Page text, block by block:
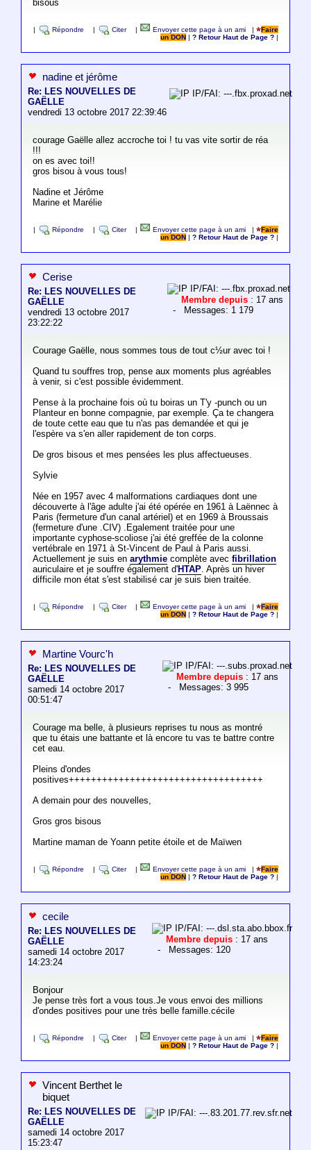
bisous
Répondre Citer Envoyer cette page à un ami |
Faire
un DON
|? Retour Haut de Page ?
nadine et jérôme
Re: LES NOUVELLES DE
GAËLLE
vendredi 13 octobre 2017 22:39:46
IP/FAI: ---.fbx.proxad.net
courage Gaëlle allez accroche toi ! tu vas vite sortir de réa
!!!
on es avec toi!!
gros bisou à vous tous!
Nadine et Jérôme
Marine et Marélie
Répondre Citer Envoyer cette page à un ami |
Faire
un DON
|? Retour Haut de Page ?
Cerise
Re: LES NOUVELLES DE
GAËLLE
vendredi 13 octobre 2017
23:22:22
IP/FAI: ---.fbx.proxad.net
Membre depuis : 17 ans
- Messages: 1 179
Courage Gaëlle, nous sommes tous de tout c½ur avec toi !
Quand tu souffres trop, pense aux moments plus agréables
à venir, si c'est possible évidemment.
Pense à la prochaine fois où tu boiras un T'y -punch ou un
Planteur en bonne compagnie, par exemple. Ça te changera
de toute cette eau que tu n'as pas demandée et qui je
l'espère va s'en aller rapidement de ton corps.
De gros bisous et mes pensées les plus affectueuses.
Sylvie
Née en 1957 avec 4 malformations cardiaques dont une
découverte à l'âge adulte j'ai été opérée en 1961 à Laënnec à
Paris (fermeture d'un canal artériel) et en 1969 à Broussais
(fermeture d'une .CIV) .Egalement traitée pour une
importante cyphose-scoliose j'ai été greffée de la colonne
vertébrale en 1971 à St-Vincent de Paul à Paris aussi.
Actuellement je suis en arythmiecomplète avec fibrillation
auriculaire et je souffre également d'HTAP. Après un hiver
difficile mon état s'est stabilisé car je suis bien traitée.
Répondre Citer Envoyer cette page à un ami |
Faire
un DON
|? Retour Haut de Page ?
Martine Vourc'h
Re: LES NOUVELLES DE
GAËLLE
samedi 14 octobre 2017
00:51:47
IP/FAI: ---.subs.proxad.net
Membre depuis : 17 ans
- Messages: 3 995
Courage ma belle, à plusieurs reprises tu nous as montré
que tu étais une battante et là encore tu vas te battre contre
cet eau.
Pleins d'ondes
positives+++++++++++++++++++++++++++++++++++
A demain pour des nouvelles,
Gros gros bisous
Martine maman de Yoann petite étoile et de Maïwen
Répondre Citer Envoyer cette page à un ami |
Faire
un DON
|? Retour Haut de Page ?
cecile
Re: LES NOUVELLES DE
GAËLLE
samedi 14 octobre 2017
14:23:24
IP/FAI: ---.dsl.sta.abo.bbox.fr
Membre depuis : 17 ans
- Messages: 120
Bonjour
Je pense très fort a vous tous.Je vous envoi des millions
d'ondes positives pour une très belle famille.cécile
Répondre Citer Envoyer cette page à un ami |
Faire
un DON
|? Retour Haut de Page ?
Vincent Berthet le
biquet
Re: LES NOUVELLES DE
GAËLLE
samedi 14 octobre 2017
15:23:47
IP/FAI: ---.83.201.77.rev.sfr.net